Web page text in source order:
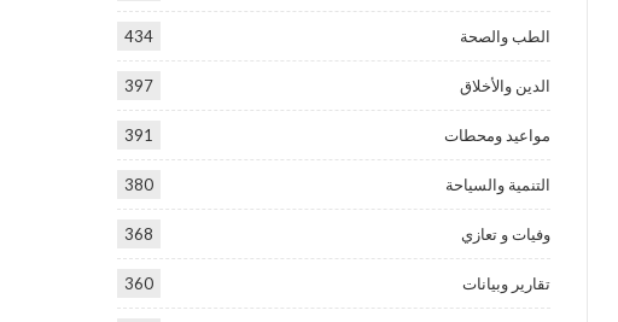
الطب والصحة 434
الدين والأخلاق 397
مواعيد ومحطات 391
التنمية والسياحة 380
وفيات و تعازي 368
تقارير وبيانات 360